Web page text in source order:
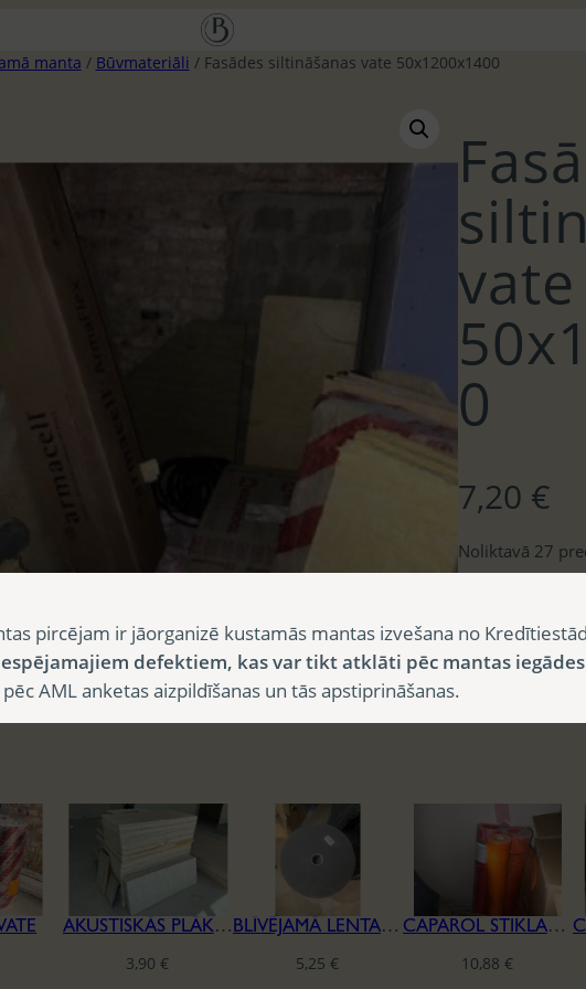
manta / Būvmateriāli / Fasādes siltināšanas vate 50x1200x1400
vate
0
7,20 €
Noliktavā 27
Category:
AKUSTISKĀS PLĀKSNES CEWOOD
3,90€
BLĪVĒJAMĀ LENTA REĢIPŠA KONSTRUKCIJĀM
5,25€
CAPAROL STIKLAŠĶIEDRAS SIETS
10,88€
pircējam ir jāorganizē kustamās mantas izvešana no
defektiem, kas var tikt atklāti pēc mantas
AML anketas aizpildīšanas un tās apstiprināšanas.